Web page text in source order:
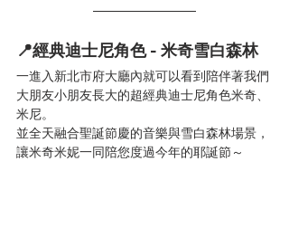
📍經典迪士尼角色 - 米奇雪白森林
一進入新北市府大廳內就可以看到陪伴著我們
大朋友小朋友長大的超經典迪士尼角色米奇、
米尼。
並全天融合聖誕節慶的音樂與雪白森林場景，
讓米奇米妮一同陪您度過今年的耶誕節～